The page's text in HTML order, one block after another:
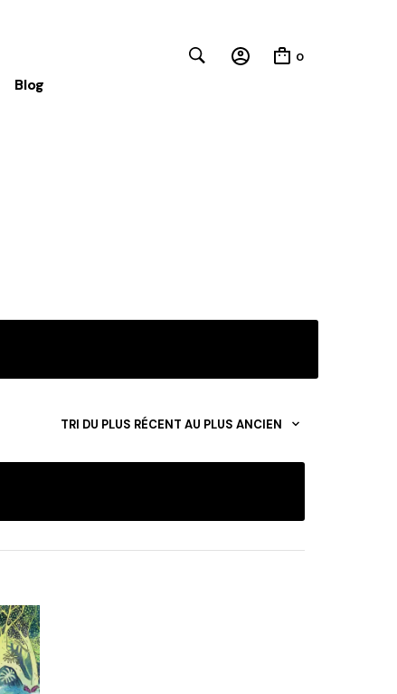
Blog
0
TRI DU PLUS RÉCENT AU PLUS ANCIEN